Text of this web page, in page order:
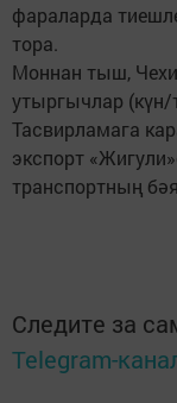
фараларда
тора.
Моннан тыш,
утыргычлар
Тасвирламага
экспорт
транспортның
Следите за
Telegram-